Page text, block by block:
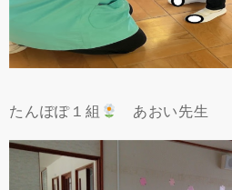
たんぽぽ１組 あおい先生